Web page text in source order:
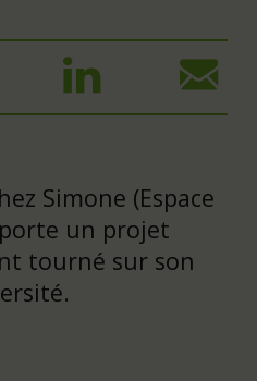
Simone (Espace
un projet
tourné sur son